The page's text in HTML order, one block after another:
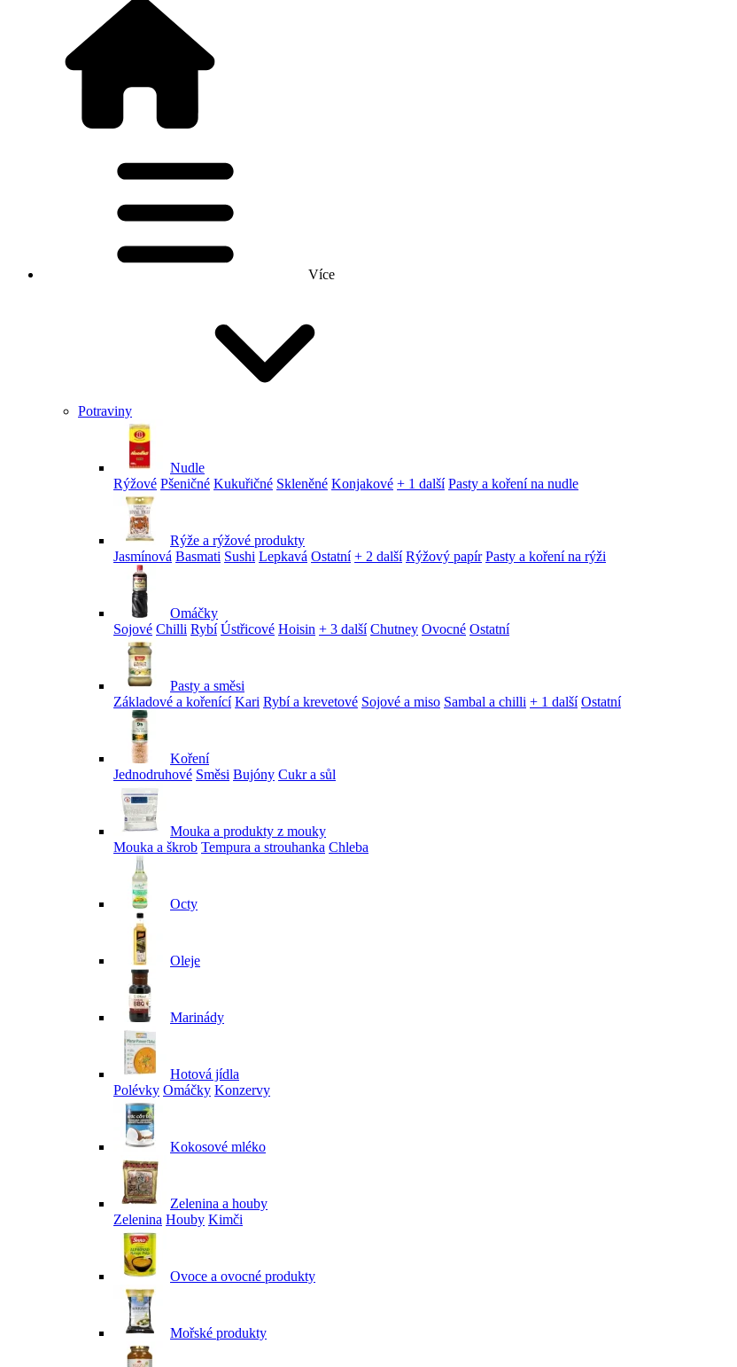
Více
Potraviny
Nudle
Rýžové Pšeničné Kukuřičné Skleněné Konjakové + 1 další Pasty a koření na nudle
Rýže a rýžové produkty
Jasmínová Basmati Sushi Lepkavá Ostatní + 2 další Rýžový papír Pasty a koření na rýži
Omáčky
Sojové Chilli Rybí Ústřicové Hoisin + 3 další Chutney Ovocné Ostatní
Pasty a směsi
Základové a kořenící Kari Rybí a krevetové Sojové a miso Sambal a chilli + 1 další Ostatní
Koření
Jednodruhové Směsi Bujóny Cukr a sůl
Mouka a produkty z mouky
Mouka a škrob Tempura a strouhanka Chleba
Octy
Oleje
Marinády
Hotová jídla
Polévky Omáčky Konzervy
Kokosové mléko
Zelenina a houby
Zelenina Houby Kimči
Ovoce a ovocné produkty
Mořské produkty